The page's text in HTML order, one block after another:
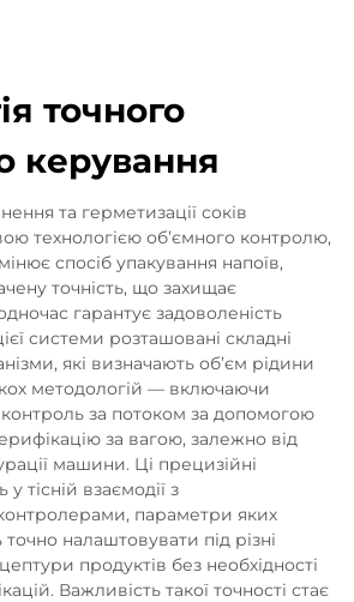
точного
керування
та герметизації соків
технологією об’ємного контролю,
спосіб упакування напоїв,
точність, що захищає
гарантує задоволеність
системи розташовані складні
які визначають об’єм рідини
методологій — включаючи
за потоком за допомогою
за вагою, залежно від
машини. Ці прецизійні
тісній взаємодії з
параметри яких
налаштовувати під різні
продуктів без необхідності
Важливість такої точності стає